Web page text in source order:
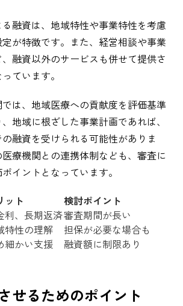
融資は、地域特性や事業特性を考慮
が特徴です。また、経営相談や事業
融資以外のサービスも併せて提供さ
ています。
は、地域医療への貢献度を評価基準
地域に根ざした事業計画であれば、
融資を受けられる可能性がありま
療機関との連携体制なども、審査に
イントとなっています。
ット
検討ポイント
利、長期返済審査期間が長い
特性の理解
担保が必要な場合も
細かい支援 融資額に制限あり
せるためのポイント